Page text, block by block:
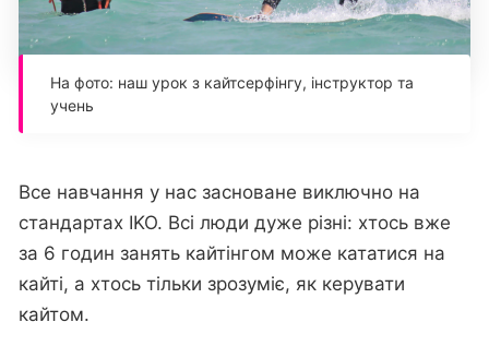
На фото: наш урок з кайтсерфінгу, інструктор та
учень
Все навчання у нас засноване виключно на
стандартах IKO. Всі люди дуже різні: хтось вже
за 6 годин занять кайтінгом може кататися на
кайті, а хтось тільки зрозуміє, як керувати
кайтом.